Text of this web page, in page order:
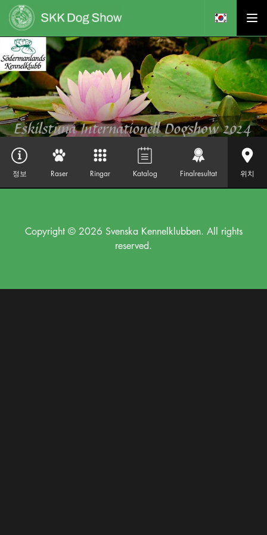
정보 Raser Ringar Katalog Finalresultat 위치
Copyright © 2026 Svenska Kennelklubben. All rights
reserved.